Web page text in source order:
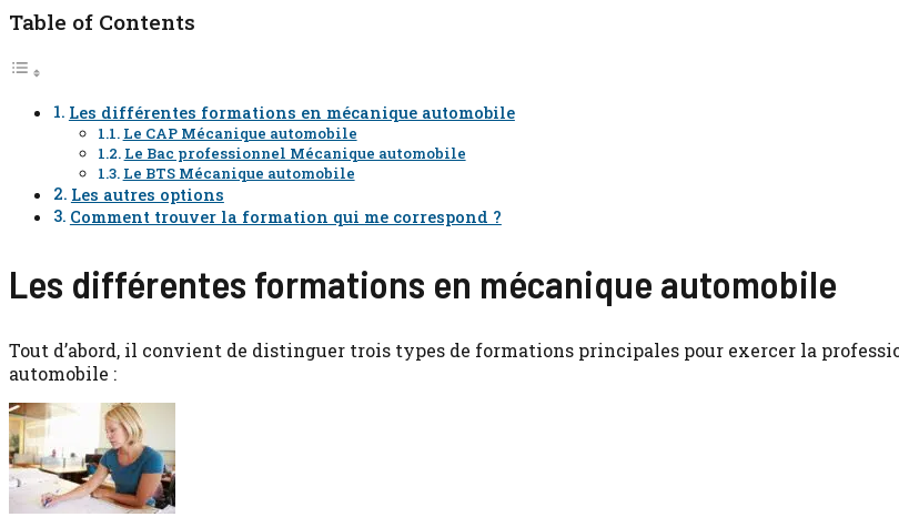
Table of Contents
Les différentes formations en mécanique automobile
Le CAP Mécanique automobile
Le Bac professionnel Mécanique automobile
Le BTS Mécanique automobile
Les autres options
Comment trouver la formation qui me correspond ?
Les différentes formations en mécanique automobile
Tout d’abord, il convient de distinguer trois types de formations principales pour exercer la
automobile :